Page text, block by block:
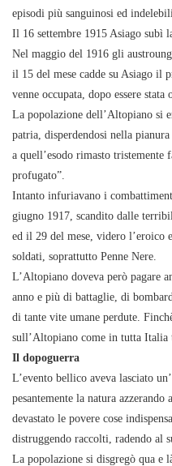
episodi più sanguinosi ed
Il 16 settembre 1915 Asiago subì
Nel maggio del 1916 gli
il 15 del mese cadde su Asiago il
venne occupata, dopo essere
La popolazione dell’Altopiano si
patria, disperdendosi nella
a quell’esodo rimasto tristemente
profugato”.
Intanto infuriavano i
giugno 1917, scandito dalle
ed il 29 del mese, videro
soldati, soprattutto Penne Nere.
L’Altopiano doveva però pagare
anno e più di battaglie, di
di tante vite umane perdute.
sull’Altopiano come in tutta
Il dopoguerra
L’evento bellico aveva lasciato
pesantemente la natura
devastato le povere cose
distruggendo raccolti, radendo al
La popolazione si disgregò qua e